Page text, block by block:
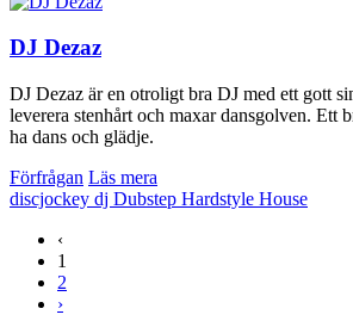
DJ Dezaz
DJ Dezaz är en otroligt bra DJ med ett gott
leverera stenhårt och maxar dansgolven. Ett
ha dans och glädje.
Förfrågan Läs mera
discjockey dj Dubstep Hardstyle House
‹
1
2
›